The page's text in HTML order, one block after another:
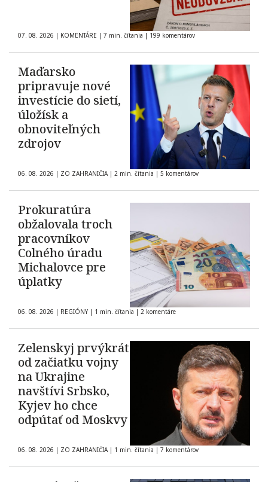
07. 08. 2026 | KOMENTÁRE | 7 min. čítania | 199 komentárov
Maďarsko
pripravuje nové
investície do sietí,
úložísk a
obnoviteľných
zdrojov
06. 08. 2026 | ZO ZAHRANIČIA | 2 min. čítania | 5 komentárov
Prokuratúra
obžalovala troch
pracovníkov
Colného úradu
Michalovce pre
úplatky
06. 08. 2026 | REGIÓNY | 1 min. čítania | 2 komentáre
Zelenskyj prvýkrát
od začiatku vojny
na Ukrajine
navštívi Srbsko,
Kyjev ho chce
odpútať od Moskvy
06. 08. 2026 | ZO ZAHRANIČIA | 1 min. čítania | 7 komentárov